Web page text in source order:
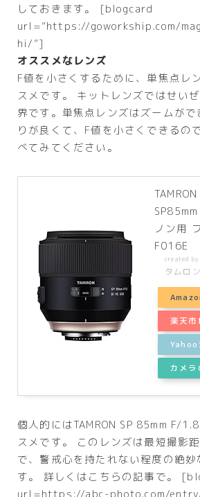
しておきます。 [blogcard
url=”https://goworkship.com/
hi/”]
オススメなレンズ
F値を小さくするために、単焦点レ
スメです。 キットレンズではせい
界です。単焦点レンズはズームが
りが良くて、F値を小さくできるの
べてみてください。
ノン用
F016E
created
タムロン
楽天市
Yahoo
カメラ
個人的にはTAMRON SP 85mm F/
スメです。 このレンズは最短撮影
で、警戒心を持たれない程度の絶
す。 詳しくはこちらの記事で。
url=https://abc-photo.com/